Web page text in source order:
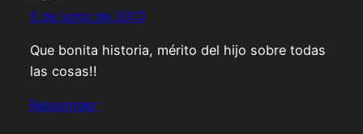
5 de junio de 2013
Que bonita historia, mérito del hijo sobre todas
las cosas!!
Responder